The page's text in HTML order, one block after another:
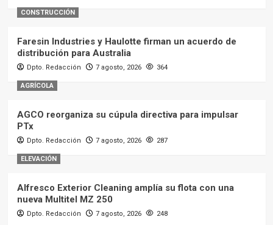
CONSTRUCCIÓN
Faresin Industries y Haulotte firman un acuerdo de
distribución para Australia
Dpto. Redacción 7 agosto, 2026 364
AGRÍCOLA
AGCO reorganiza su cúpula directiva para impulsar
PTx
Dpto. Redacción 7 agosto, 2026 287
ELEVACIÓN
Alfresco Exterior Cleaning amplía su flota con una
nueva Multitel MZ 250
Dpto. Redacción 7 agosto, 2026 248